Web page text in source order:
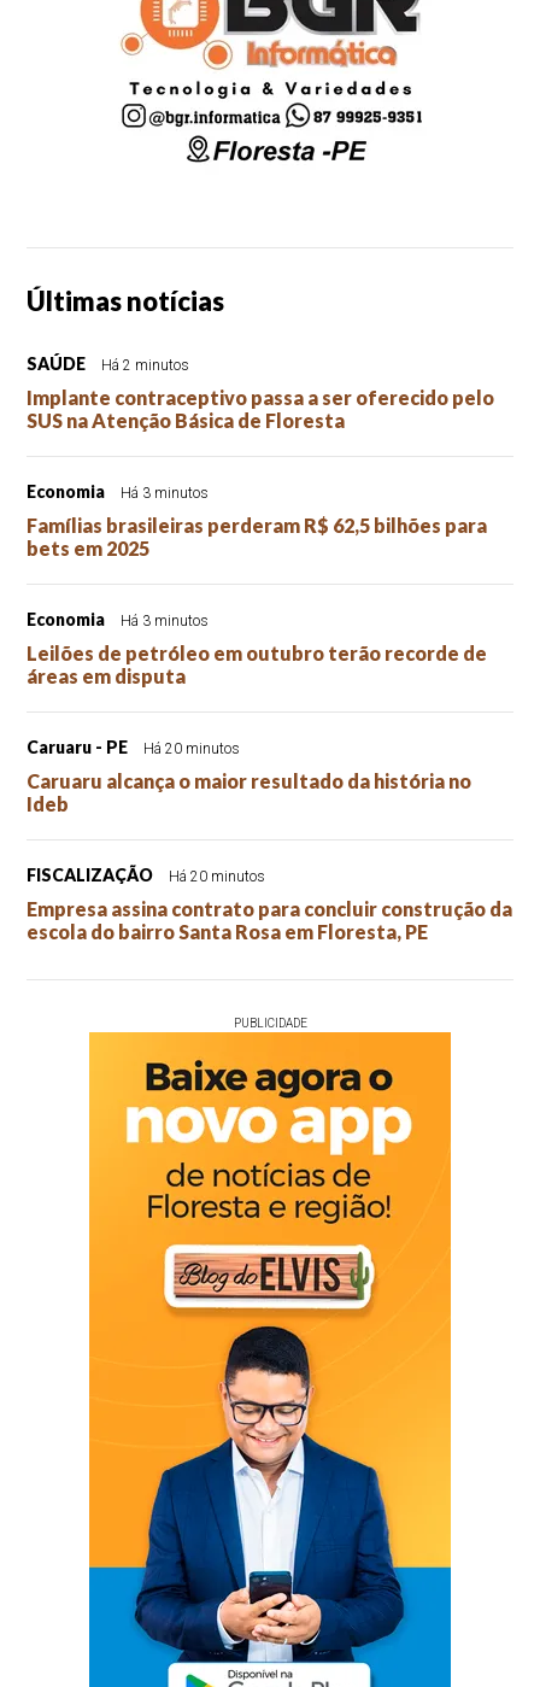
Últimas notícias
SAÚDE Há 2 minutos
Implante contraceptivo passa a ser oferecido pelo
SUS na Atenção Básica de Floresta
Economia Há 3 minutos
Famílias brasileiras perderam R$ 62,5 bilhões para
bets em 2025
Economia Há 3 minutos
Leilões de petróleo em outubro terão recorde de
áreas em disputa
Caruaru - PE Há 20 minutos
Caruaru alcança o maior resultado da história no
Ideb
FISCALIZAÇÃO Há 20 minutos
Empresa assina contrato para concluir construção da
escola do bairro Santa Rosa em Floresta, PE
PUBLICIDADE